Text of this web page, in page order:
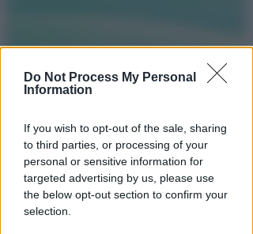
Do Not Process My Personal
Information
If you wish to opt-out of the sale, sharing
to third parties, or processing of your
personal or sensitive information for
targeted advertising by us, please use
the below opt-out section to confirm your
selection.Calcio: risultati e